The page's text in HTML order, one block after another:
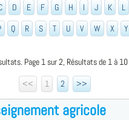
D E F G H I J K L
Q R S T U V W X Y
Page 1 sur 2, Résultats de 1 à 10
<<
1 2 >>
agricole